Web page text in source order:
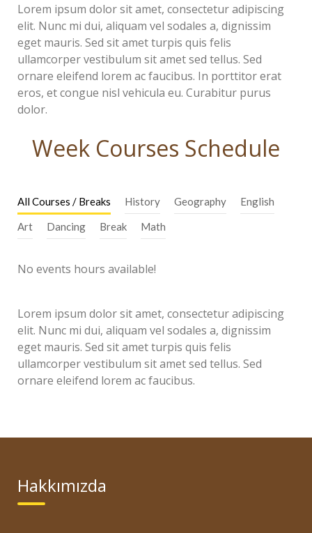
Lorem ipsum dolor sit amet, consectetur adipiscing
elit. Nunc mi dui, aliquam vel sodales a, dignissim
eget mauris. Sed sit amet turpis quis felis
ullamcorper vestibulum sit amet sed tellus. Sed
ornare eleifend lorem ac faucibus. In porttitor erat
eros, et congue nisl vehicula eu. Curabitur purus
dolor.
Week Courses Schedule
All Courses / Breaks History Geography
English
Art
Dancing Break Math
No events hours available!
Lorem ipsum dolor sit amet, consectetur adipiscing
elit. Nunc mi dui, aliquam vel sodales a, dignissim
eget mauris. Sed sit amet turpis quis felis
ullamcorper vestibulum sit amet sed tellus. Sed
ornare eleifend lorem ac faucibus.
Hakkımızda